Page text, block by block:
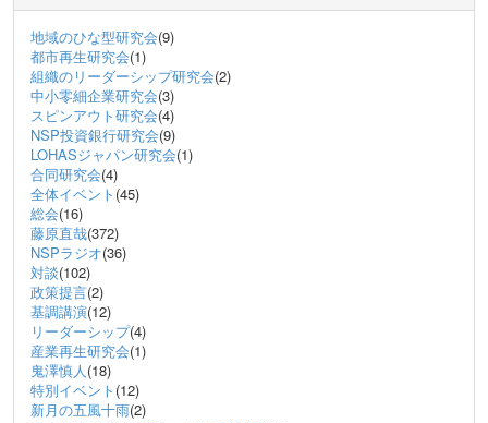
地域のひな型研究会(9)
都市再生研究会(1)
組織のリーダーシップ研究会(2)
中小零細企業研究会(3)
スピンアウト研究会(4)
NSP投資銀行研究会(9)
LOHASジャパン研究会(1)
合同研究会(4)
全体イベント (45)
総会(16)
藤原直哉(372)
NSPラジオ(36)
対談(102)
政策提言(2)
基調講演(12)
リーダーシップ(4)
産業再生研究会(1)
鬼澤慎人(18)
特別イベント (12)
新月の五風十雨(2)